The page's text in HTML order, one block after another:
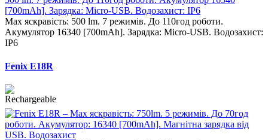
Max яскравість: 500 lm. 7 режимів. До 110год роботи.
Акумулятор 16340 [700mAh]. Зарядка: Micro-USB. Водозахист:
IP6
Fenix E18R